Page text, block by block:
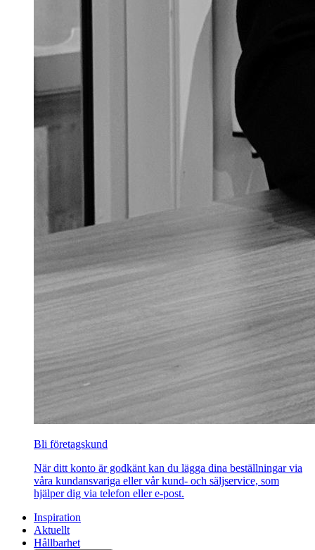
Bli företagskund
När ditt konto är godkänt kan du lägga dina beställningar via
våra kundansvariga eller vår kund- och säljservice, som
hjälper dig via telefon eller e-post.
Inspiration
Aktuellt
Hållbarhet